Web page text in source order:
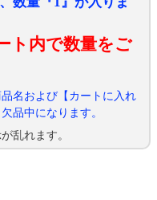
ト内で数量をご
名および【カートに入れ
品中になります。
乱れます。